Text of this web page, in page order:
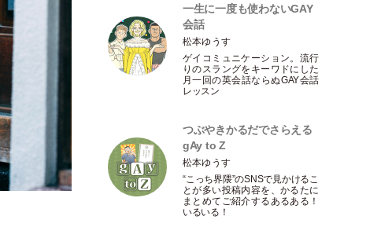
一生に一度も使わないGAY
会話
松本ゆうす
ゲイコミュニケーション。流行
りのスラングをキーワドにした
月一回の英会話ならぬGAY会話
レッスン
つぶやきかるだでさらえる
gAy to Z
松本ゆうす
“こっち界隈”のSNSで見かけるこ
とが多い投稿内容を、かるたに
まとめてご紹介するあるある！
いるいる！